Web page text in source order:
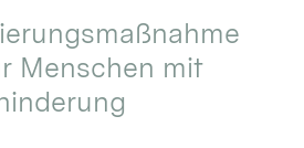
Menschen mit